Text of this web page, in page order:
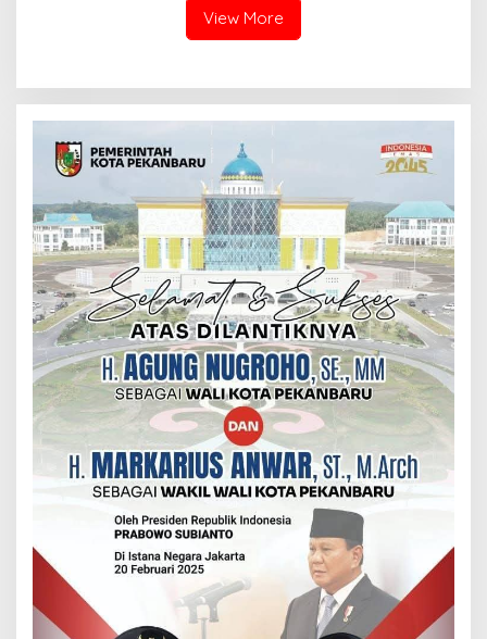
Material Kapal Kayu
Diduga dari Hasil Ilegal
Logging
View More